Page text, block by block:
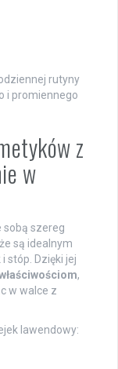
rutyny
i promiennego
z
w
sobą szereg
są idealnym
stóp. Dzięki jej
,
w walce z
lawendowy: